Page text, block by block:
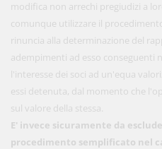
modifica non arrechi pregiudizi a
comunque utilizzare il
rinuncia alla determinazione del
adempimenti ad esso conseguenti
l'interesse dei soci ad un'equa
essi detenuta, dal momento che
sul valore della stessa.
E' invece sicuramente da
procedimento semplificato nel